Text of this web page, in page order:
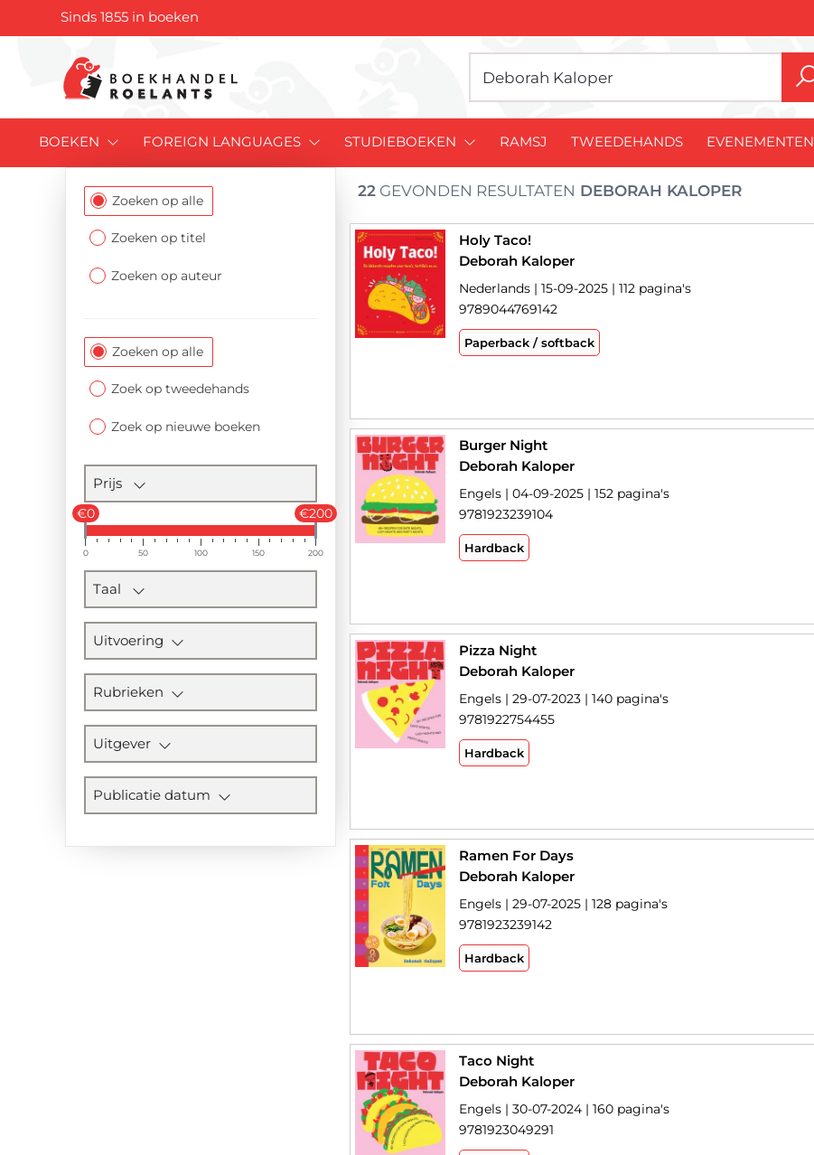
Sinds 1855 in boeken
BOEKEN FOREIGN LANGUAGES STUDIEBOEKEN RAMSJ TWEEDEHANDS EVENEMENTEN
Filtersectie
Zoeken op alle
Zoeken op titel
Zoeken op auteur
Zoeken op alle
Zoek op tweedehands
Zoek op nieuwe boeken
Prijs
€0 €200
0 50 100 150 200
Taal
Uitvoering
Rubrieken
Uitgever
Publicatie datum
22 GEVONDEN RESULTATEN DEBORAH KALOPER
Holy Taco!
Deborah Kaloper
Nederlands | 15-09-2025 | 112 pagina's
9789044769142
Paperback / softback
Burger Night
Deborah Kaloper
Engels | 04-09-2025 | 152 pagina's
9781923239104
Hardback
Pizza Night
Deborah Kaloper
Engels | 29-07-2023 | 140 pagina's
9781922754455
Hardback
Ramen For Days
Deborah Kaloper
Engels | 29-07-2025 | 128 pagina's
9781923239142
Hardback
Taco Night
Deborah Kaloper
Engels | 30-07-2024 | 160 pagina's
9781923049291